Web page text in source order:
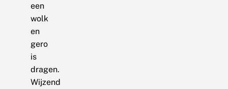
een
wolk
en
gero
is
dragen.
Wijzend